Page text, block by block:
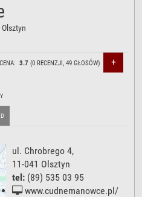
Olsztyn
3.7 (0 RECENZJI,49 GŁOSÓW) +
ul. Chrobrego 4,
11-041 Olsztyn
tel: (89) 535 03 95
www.cudnemanowce.pl/